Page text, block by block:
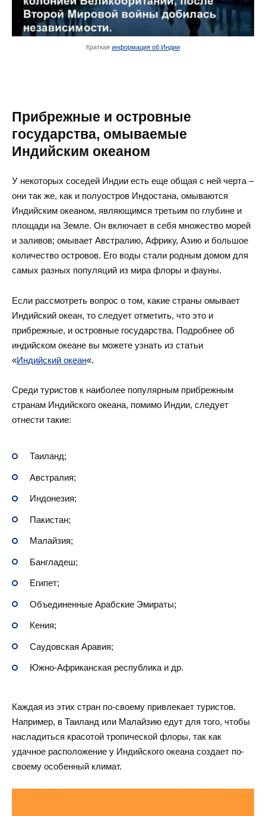
Краткая информация об Индии
Прибрежные и островные
государства, омываемые
Индийским океаном
У некоторых соседей Индии есть еще общая с ней черта –
они так же, как и полуостров Индостана, омываются
Индийским океаном, являющимся третьим по глубине и
площади на Земле. Он включает в себя множество морей
и заливов; омывает Австралию, Африку, Азию и большое
количество островов. Его воды стали родным домом для
самых разных популяций из мира флоры и фауны.
Если рассмотреть вопрос о том, какие страны омывает
Индийский океан, то следует отметить, что это и
прибрежные, и островные государства. Подробнее об
индийском океане вы можете узнать из статьи
«Индийский океан«.
Среди туристов к наиболее популярным прибрежным
странам Индийского океана, помимо Индии, следует
отнести такие:
Таиланд;
Австралия;
Индонезия;
Пакистан;
Малайзия;
Бангладеш;
Египет;
Объединенные Арабские Эмираты;
Кения;
Саудовская Аравия;
Южно-Африканская республика и др.
Каждая из этих стран по-своему привлекает туристов.
Например, в Таиланд или Малайзию едут для того, чтобы
насладиться красотой тропической флоры, так как
удачное расположение у Индийского океана создает по-
своему особенный климат.